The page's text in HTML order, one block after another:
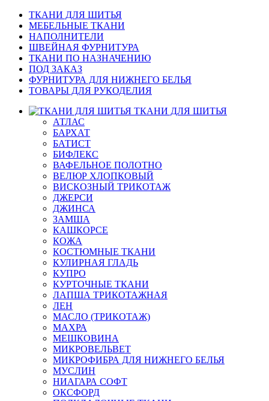
ТКАНИ ДЛЯ ШИТЬЯ
МЕБЕЛЬНЫЕ ТКАНИ
НАПОЛНИТЕЛИ
ШВЕЙНАЯ ФУРНИТУРА
ТКАНИ ПО НАЗНАЧЕНИЮ
ПОД ЗАКАЗ
ФУРНИТУРА ДЛЯ НИЖНЕГО БЕЛЬЯ
ТОВАРЫ ДЛЯ РУКОДЕЛИЯ
ТКАНИ ДЛЯ ШИТЬЯ
АТЛАС
БАРХАТ
БАТИСТ
БИФЛЕКС
ВАФЕЛЬНОЕ ПОЛОТНО
ВЕЛЮР ХЛОПКОВЫЙ
ВИСКОЗНЫЙ ТРИКОТАЖ
ДЖЕРСИ
ДЖИНСА
ЗАМША
КАШКОРСЕ
КОЖА
КОСТЮМНЫЕ ТКАНИ
КУЛИРНАЯ ГЛАДЬ
КУПРО
КУРТОЧНЫЕ ТКАНИ
ЛАПША ТРИКОТАЖНАЯ
ЛЕН
МАСЛО (ТРИКОТАЖ)
МАХРА
МЕШКОВИНА
МИКРОВЕЛЬВЕТ
МИКРОФИБРА ДЛЯ НИЖНЕГО БЕЛЬЯ
МУСЛИН
НИАГАРА СОФТ
ОКСФОРД